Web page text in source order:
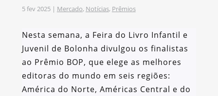
5 fev 2025| Mercado, Notícias, Prêmios
Nesta semana, a Feira do Livro Infantil e
Juvenil de Bolonha divulgou os finalistas
ao Prêmio BOP, que elege as melhores
editoras do mundo em seis regiões:
América do Norte, Américas Central e do